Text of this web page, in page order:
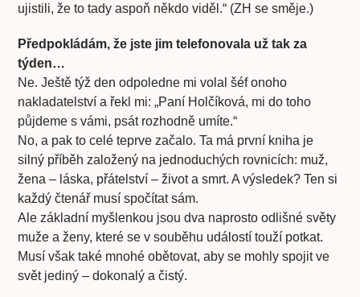
ujistili, že to tady aspoň někdo viděl.“ (ZH se směje.)
Předpokládám, že jste jim telefonovala už tak za
týden…
Ne. Ještě týž den odpoledne mi volal šéf onoho
nakladatelství a řekl mi: „Paní Holčíková, mi do toho
půjdeme s vámi, psát rozhodně umíte.“
No, a pak to celé teprve začalo. Ta má první kniha je
silný příběh založený na jednoduchých rovnicích: muž,
žena – láska, přátelství – život a smrt. A výsledek? Ten si
každý čtenář musí spočítat sám.
Ale základní myšlenkou jsou dva naprosto odlišné světy
muže a ženy, které se v souběhu událostí touží potkat.
Musí však také mnohé obětovat, aby se mohly spojit ve
svět jediný – dokonalý a čistý.